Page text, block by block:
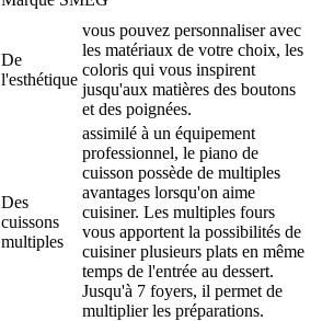
De
l'esthétique
vous pouvez personnaliser avec
les matériaux de votre choix, les
coloris qui vous inspirent
jusqu'aux matières des boutons
et des poignées.
Des
cuissons
multiples
assimilé à un équipement
professionnel, le piano de
cuisson possède de multiples
avantages lorsqu'on aime
cuisiner. Les multiples fours
vous apportent la possibilités de
cuisiner plusieurs plats en même
temps de l'entrée au dessert.
Jusqu'à 7 foyers, il permet de
multiplier les préparations.